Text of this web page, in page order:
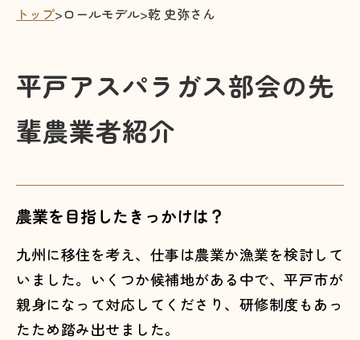
トップ>ロールモデル>乾 史弥さん
平戸アスパラガス部会の先
輩農業者紹介
農業を目指したきっかけは？
九州に移住を考え、仕事は農業か漁業を検討して
いました。いくつか候補地がある中で、平戸市が
親身になって対応してくださり、研修制度もあっ
たため踏み出せました。